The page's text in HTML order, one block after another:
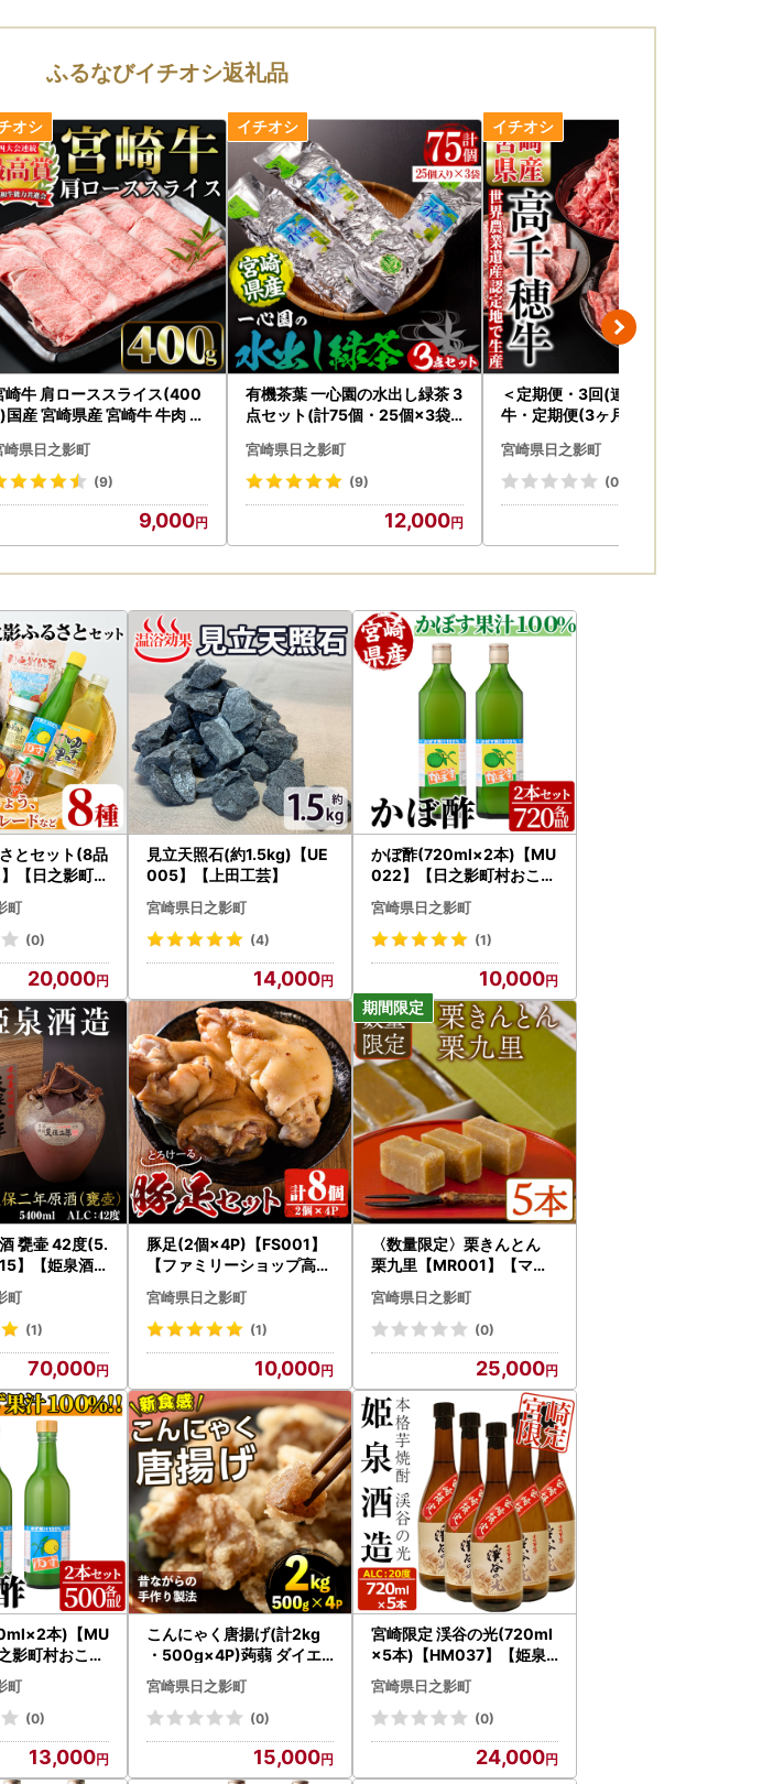
なたの気持ちを届けてみませんか？
です。
、寄附を行った日より2週間後から投稿できるようになります。
たします。
ージ
ふるなびイチオシ返礼品
崎牛 肩ローススライス(400
国産 宮崎県産 宮崎牛 牛肉 す
ース 【MI005】【(株)ミヤ
ク宮崎加工センター】
崎県日之影町
(9)
9,000
有機茶葉 一心園の水出し緑茶 3
点セット(計75個・25個×3袋)
ティーバッグ 水出しオーガニ
ック 有機JAS認証【IS007】【
宮崎県日之影町
(9)
12,000
＜定期便・3回(連続)＞高千穂
牛・定期便(3ヶ月)【MT009】
センター】
宮崎県日之影町
(0)
とセット(8品
【日之影町村
業(株)】
町
(0)
20,000
見立天照石(約1.5kg)【UE
005】【上田工芸】
宮崎県日之影町
(4)
14,000
かぼ酢(720ml×2本)【MU
022】【日之影町村おこし
総合産業(株)】
宮崎県日之影町
(1)
10,000
甕壷 42度(5.
】【姫泉酒造
町
(1)
70,000
豚足(2個×4P)【FS001】
【ファミリーショップ高舘
】
宮崎県日之影町
(1)
10,000
〈数量限定〉栗きんとん
栗九里【MR001】【マロ
ンハウス甲斐果樹園】
宮崎県日之影町
(0)
25,000
本)【MU
影町村おこし
】
町
(0)
13,000
こんにゃく唐揚げ(計2kg
・500g×4P)蒟蒻 ダイエ
ット 糖質制限 低カロリー
糖質オフ おかず おつまみ
小分け 新食感【TR004】
【旬果工房てらす】
宮崎県日之影町
(0)
15,000
宮崎限定 渓谷の光(720ml
×5本)【HM037】【姫泉
酒造合資会社】
宮崎県日之影町
(0)
24,000